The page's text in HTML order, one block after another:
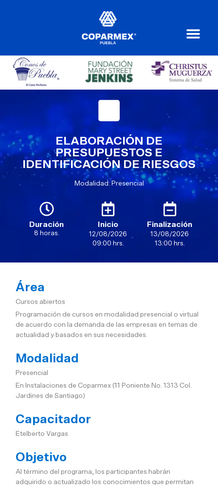
ELABORACIÓN DE
PRESUPUESTOS E
IDENTIFICACIÓN DE RIESGOS
Modalidad: Presencial
Duración
8 horas.
Inicio
12/08/2026
09:00 hrs.
Finalización
13/08/2026
13:00 hrs.
Área
Cursos abiertos
Programación de cursos en modalidad presencial o virtual
de acuerdo con la demanda de las empresas en temas de
actualidad y basados en sus necesidades.
Modalidad
Presencial
En Instalaciones de Coparmex (11 Poniente No. 1313 Col.
Jardines de Santiago)
Capacitador
Etelberto Vargas
Objetivo
Al término del programa, los participantes habrán
adquirido o actualizado los conocimientos que permitan